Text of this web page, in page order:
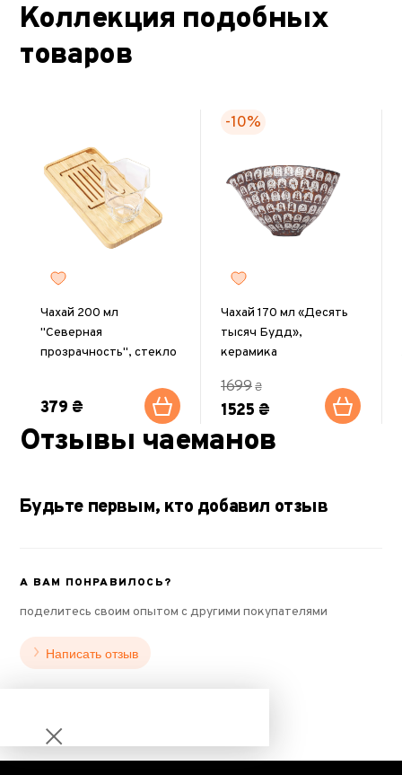
Коллекция подобных
товаров
Чахай 200 мл
"Северная
прозрачность", стекло
379 ₴
-10%
Чахай 170 мл «Десять
тысяч Будд»,
керамика
1699₴
1525 ₴
Отзывы чаеманов
Будьте первым, кто добавил отзыв
А ВАМ ПОНРАВИЛОСЬ?
поделитесь своим опытом с другими покупателями
Написать отзыв